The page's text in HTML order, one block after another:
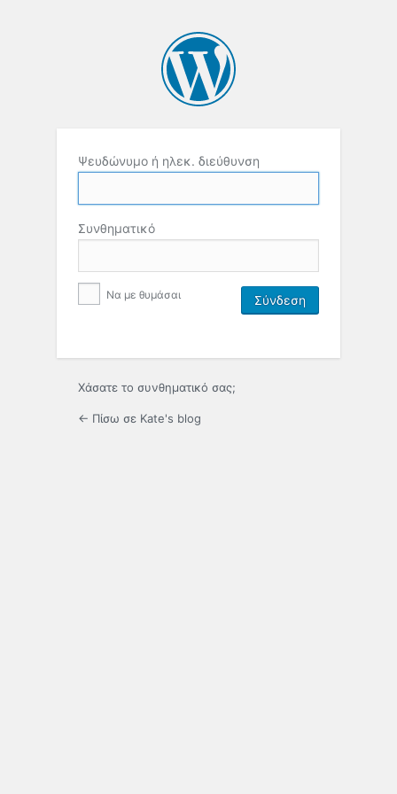
Ψευδώνυμο ή ηλεκ. διεύθυνση
Συνθηματικό
Να με θυμάσαι
Χάσατε το συνθηματικό σας;
← Πίσω σε Kate's blog